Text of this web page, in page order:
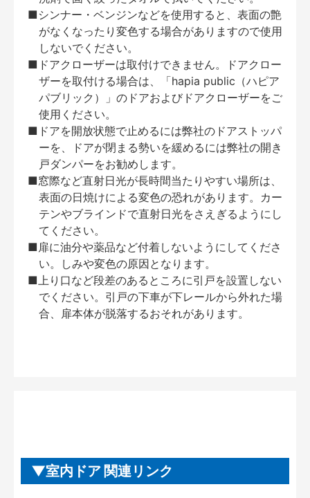
■シンナー・ベンジンなどを使用すると、表面の艶
がなくなったり変色する場合がありますので使用
しないでください。
■ドアクローザーは取付けできません。ドアクロー
ザーを取付ける場合は、「hapia public（ハピア
パブリック）」のドアおよびドアクローザーをご
使用ください。
■ドアを開放状態で止めるには弊社のドアストッパ
ーを、ドアが閉まる勢いを緩めるには弊社の開き
戸ダンパーをお勧めします。
■窓際など直射日光が長時間当たりやすい場所は、
表面の日焼けによる変色の恐れがあります。カー
テンやブラインドで直射日光をさえぎるようにし
てください。
■扉に油分や薬品など付着しないようにしてくださ
い。しみや変色の原因となります。
■上り口など段差のあるところに引戸を設置しない
でください。引戸の下車が下レールから外れた場
合、扉本体が脱落するおそれがあります。
室内ドア 関連リンク